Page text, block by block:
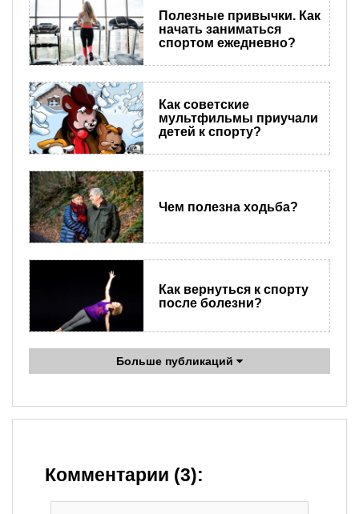
Полезные привычки. Как
начать заниматься
спортом ежедневно?
Как советские
мультфильмы приучали
детей к спорту?
Чем полезна ходьба?
Как вернуться к спорту
после болезни?
Больше публикаций
Комментарии (3):